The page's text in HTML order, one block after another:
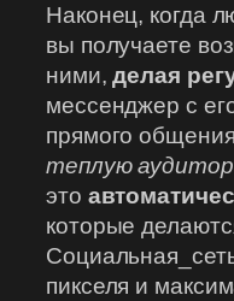
Наконец, когда
вы получаете
ними,делая
мессенджер с
прямого
теплую
это
которые
пикселя и